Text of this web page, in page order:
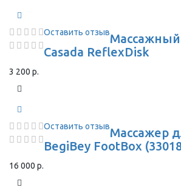
Оставить отзывМассажный
Casada ReflexDisk
3 200 р.
Оставить отзывМассажер
BegiBey FootBox
16 000 р.